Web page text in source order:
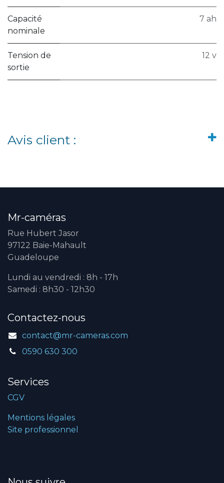
Capacité
nominale
7 ah
Tension de
sortie
12 v
Avis client :
Mr-caméras
Rue Hubert Jasor
97122 Baie-Mahault
Guadeloupe
Lundi au vendredi : 8h - 17h
Samedi : 8h30 - 12h30
Contactez-nous
contact@mr-cameras.com
0590 630 300
Services
CGV
Mentions légales
Site professionnel